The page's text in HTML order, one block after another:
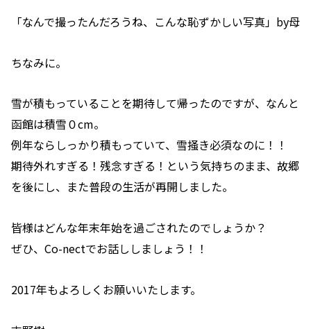
「なんで撮ったんだろうね、こんな恥ずかしい写真」by母
ちなみに。
雪が積もっていることを期待して帰ったのですが、なんと
函館は積雪０cm。
例年ならしっかり積もっていて、雪掻き必須なのに！！
期待外れすぎる！残念すぎる！という気持ちのまま、故郷
を後にし、また普段の生活が再開しました。
皆様はどんな年末年始を過ごされたのでしょうか？
ぜひ、Co-nectでお話ししましょう！！
2017年もよろしくお願いいたします。